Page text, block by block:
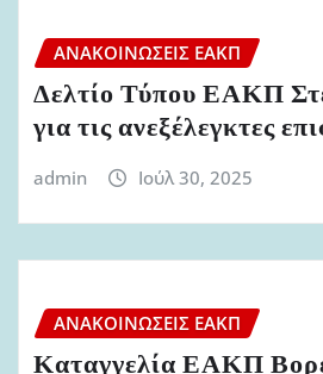
ΑΝΑΚΟΙΝΏΣΕΙΣ ΕΑΚΠ
Δελτίο Τύπου ΕΑΚΠ
για τις ανεξέλεγκτες
admin Ιούλ 30, 2025
ΑΝΑΚΟΙΝΏΣΕΙΣ ΕΑΚΠ